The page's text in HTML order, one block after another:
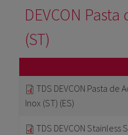
DEVCON
(ST)
TDS DEVCON Pasta de
Inox (ST) (ES)
TDS DEVCON Stainless